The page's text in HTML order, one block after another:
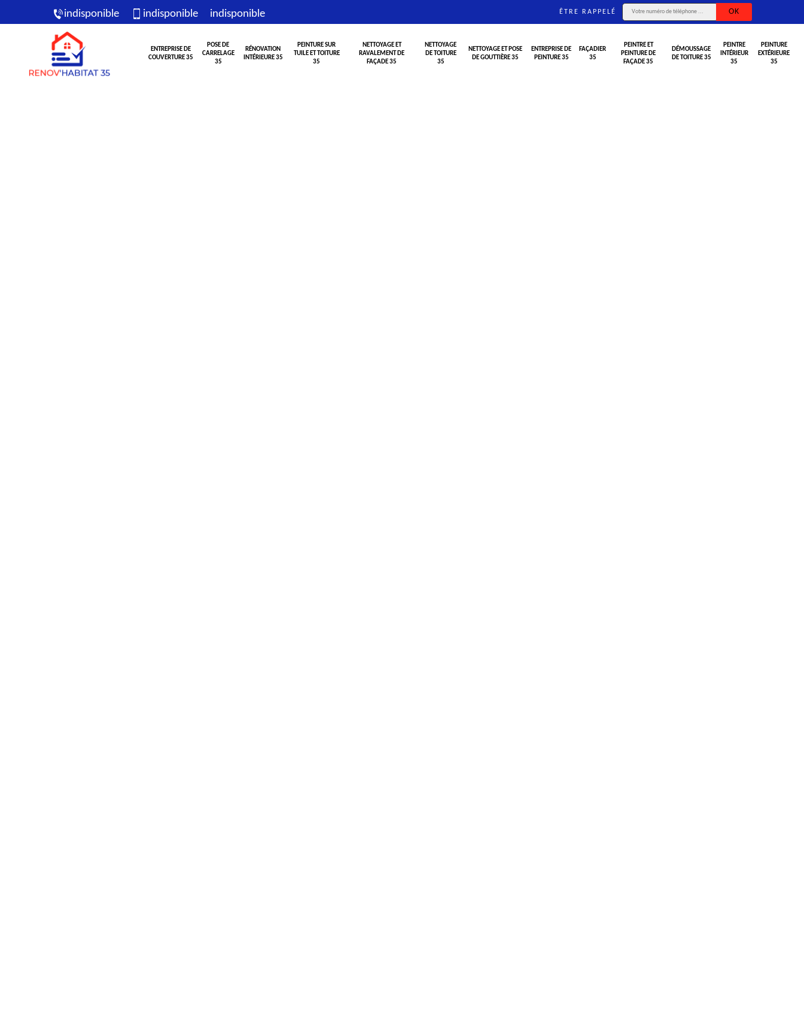
indisponible indisponible indisponible ÊTRE RAPPELÉ
ENTREPRISE DE
COUVERTURE 35
POSE DE
CARRELAGE
35
RÉNOVATION
INTÉRIEURE 35
PEINTURE SUR
TUILE ET TOITURE
35
NETTOYAGE ET
RAVALEMENT DE
FAÇADE 35
NETTOYAGE
DE TOITURE
35
NETTOYAGE ET POSE
DE GOUTTIÈRE 35
ENTREPRISE DE
PEINTURE 35
FAÇADIER
35
PEINTRE ET
PEINTURE DE
FAÇADE 35
DÉMOUSSAGE
DE TOITURE 35
PEINTRE
INTÉRIEUR
35
PEINTURE
EXTÉRIEURE
35